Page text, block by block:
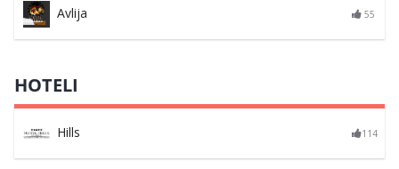
Avlija 55
HOTELI
Hills 114